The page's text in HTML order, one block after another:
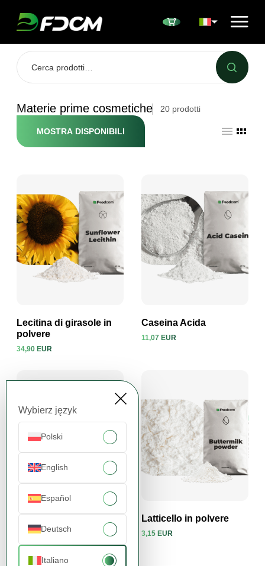
Wybierz język
Polski
English
Español
Deutsch
Italiano
Materie prime cosmetiche 20 prodotti
MOSTRA DISPONIBILI
Visualizza prodotto
Lecitina di girasole in
polvere
34,90 EUR
Caseina Acida
11,07 EUR
Visualizza prodotto
Sorbato di Potassio
(E202)
4,64 EUR
Latticello in polvere
3,15 EUR